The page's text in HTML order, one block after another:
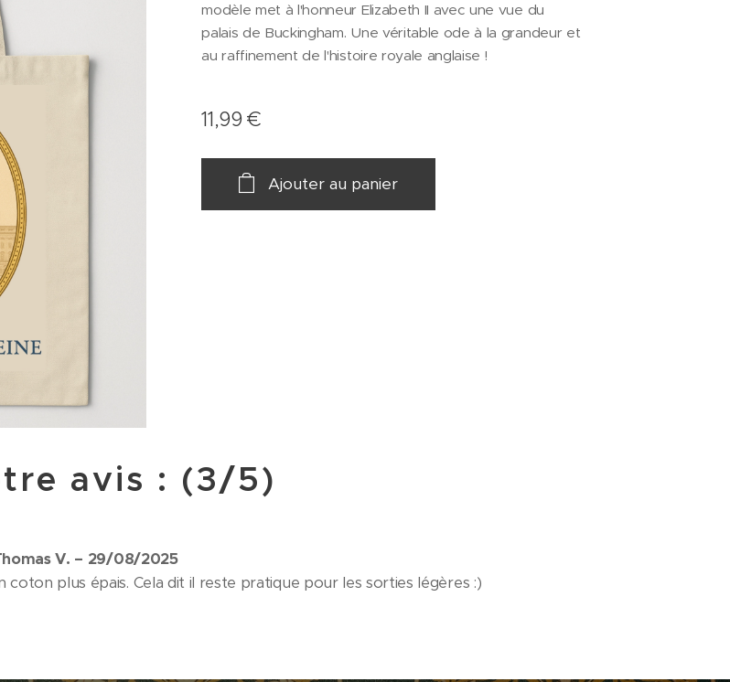
modèle met à l'honneur Elizabeth II avec une vue du
palais de Buckingham. Une véritable ode à la grandeur et
au raffinement de l'histoire royale anglaise !
11,99 €
Ajouter au panier
avis : (3/5)
V. – 29/08/2025 ⭐⭐⭐
coton plus épais. Cela dit il reste pratique pour les sorties légères :)